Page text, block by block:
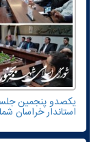
یکصدو پنجمين
استاندار خراسان